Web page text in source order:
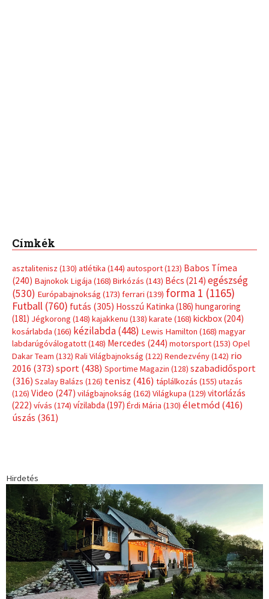
Címkék
(181)Jégkorong(148)kajakkenu(138)karate(168)kickbox(204)
kosárlabda(166) kézilabda(448) Lewis Hamilton
labdarúgóválogatott(148) Mercedes(244)
Dakar Team(132)Rali Világbajnokság(122)Rendezvény
rio
2016(373) sport(438)Sportime Magazin(128)szabadidősport
(316)Szalay Balázs(126)tenisz(416)táplálkozás (155)utazás
(126)Video (247)világbajnokság(162) Világkupa(129)vitorlázás
(222)vívás(174)vízilabda(197)Érdi Mária(130)életmód(416)
úszás(361)